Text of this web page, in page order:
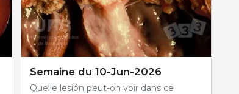
Semaine du 10-Jun-2026
Quelle lesión peut-on voir dans ce